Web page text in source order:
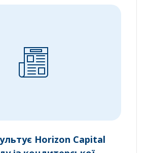
Horizon Capital